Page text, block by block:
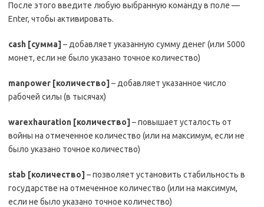
После этого введите любую выбранную команду в поле —
Enter, чтобы активировать.
cash [сумма] – добавляет указанную сумму денег (или 5000
монет, если не было указано точное количество)
manpower [количество] – добавляет указанное число
рабочей силы (в тысячах)
warexhauration [количество] – повышает усталость от
войны на отмеченное количество (или на максимум, если не
было указано точное количество)
stab [количество] – позволяет установить стабильность в
государстве на отмеченное количество (или на максимум,
если не было указано точное количество)